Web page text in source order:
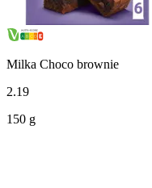
Milka Choco brownie
2.19
150 g